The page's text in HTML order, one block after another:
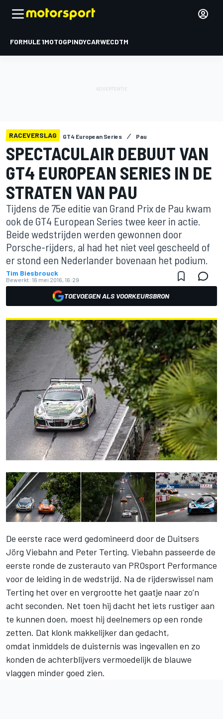
FORMULE 1MOTOGPINDYCARWECDTM
RACEVERSLAG GT4 European Series Pau
SPECTACULAIR DEBUUT VAN
GT4 EUROPEAN SERIES IN DE
STRATEN VAN PAU
Tijdens de 75e editie van Grand Prix de Pau kwam
ook de GT4 European Series twee keer in actie.
Beide wedstrijden werden gewonnen door
Porsche-rijders, al had het niet veel gescheeld of
er stond een Nederlander bovenaan het podium.
Tim Biesbrouck
Bewerkt: 16 mei 2016, 16:29
TOEVOEGEN ALS VOORKEURSBRON
De eerste race werd gedomineerd door de Duitsers
Jörg Viebahn and Peter Terting. Viebahn passeerde de
eerste ronde de zusterauto van PROsport Performance
voor de leiding in de wedstrijd. Na de rijderswissel nam
Terting het over en vergrootte het gaatje naar zo’n
acht seconden. Net toen hij dacht het iets rustiger aan
te kunnen doen, moest hij deelnemers op een ronde
zetten. Dat klonk makkelijker dan gedacht,
omdat inmiddels de duisternis was ingevallen en zo
konden de achterblijvers vermoedelijk de blauwe
vlaggen minder goed zien.